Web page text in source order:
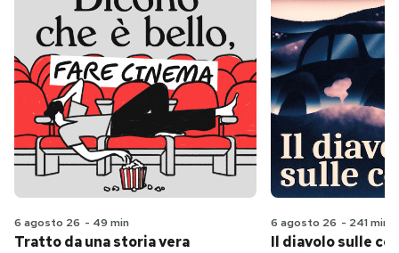
6 agosto 26 - 49 min
Tratto da una storia vera
6 agosto 26 - 241 min
Il diavolo sulle